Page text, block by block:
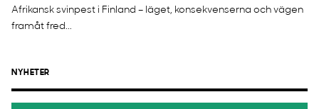
Afrikansk svinpest i Finland – läget, konsekvenserna och vägen
framåt fred...
NYHETER